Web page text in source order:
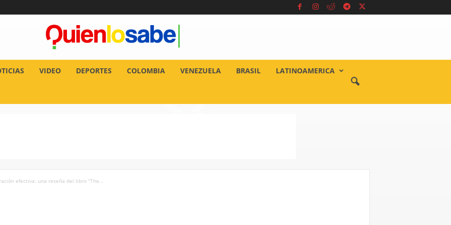
VIDEO DEPORTES COLOMBIA VENEZUELA BRASIL LATINOAMERICA
efectiva: una reseña del libro “The...